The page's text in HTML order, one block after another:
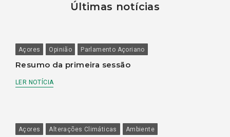
Últimas notícias
Açores Opinião Parlamento Açoriano
Resumo da primeira sessão
LER NOTÍCIA
Açores Alterações Climáticas Ambiente